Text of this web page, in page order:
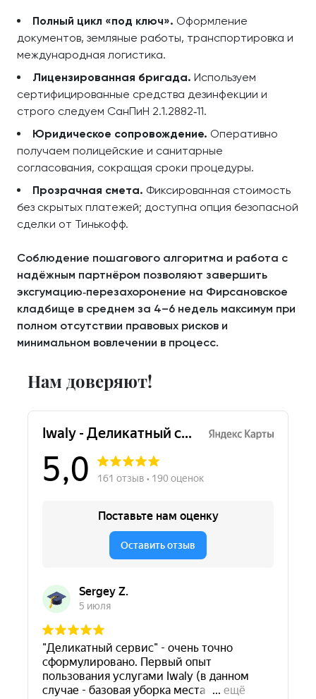
Полный цикл «под ключ». Оформление
документов, земляные работы, транспортировка и
международная логистика.
Лицензированная бригада. Используем
сертифицированные средства дезинфекции и
строго следуем СанПиН 2.1.2882‑11.
Юридическое сопровождение. Оперативно
получаем полицейские и санитарные
согласования, сокращая сроки процедуры.
Прозрачная смета. Фиксированная стоимость
без скрытых платежей; доступна опция безопасной
сделки от Тинькофф.
Соблюдение пошагового алгоритма и работа с
надёжным партнёром позволяют завершить
эксгумацию‑перезахоронение на Фирсановское
кладбище в среднем за 4–6 недель максимум при
полном отсутствии правовых рисков и
минимальном вовлечении в процесс.
Нам доверяют!